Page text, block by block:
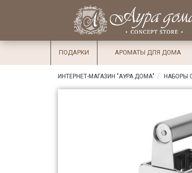
Избранное
×
СалоныДоставка
Оплата
Подарки
Ароматы
для дома
ПОДАРКИ АРОМАТЫ ДЛЯ ДОМА
ИНТЕРНЕТ-МАГАЗИН "АУРА ДОМА" НАБОРЫ